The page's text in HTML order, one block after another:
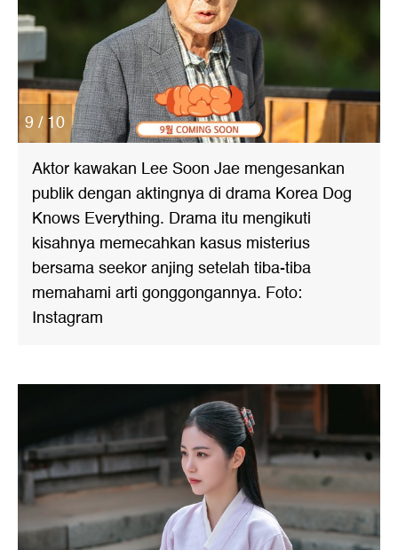
9 / 10
Aktor kawakan Lee Soon Jae mengesankan
publik dengan aktingnya di drama Korea Dog
Knows Everything. Drama itu mengikuti
kisahnya memecahkan kasus misterius
bersama seekor anjing setelah tiba-tiba
memahami arti gonggongannya. Foto:
Instagram